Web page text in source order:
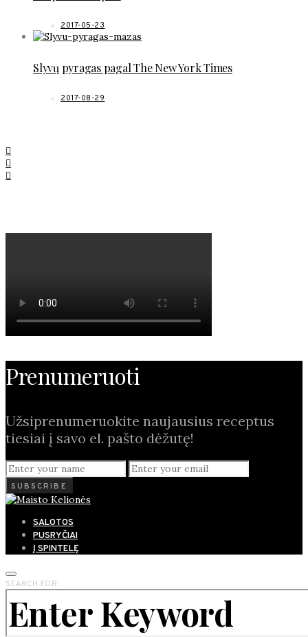
2017-05-23
Slyvų pyragas pagal The New York Times
2017-08-29
Prenumeruoti
Užsiprenumeruokite naujausius receptus
tiesiai į savo el. pašto dėžutę!
SUBSCRIBE
SALOTOS
PUSRYČIAI
Į SPINTELĘ
SEARCH FOR: